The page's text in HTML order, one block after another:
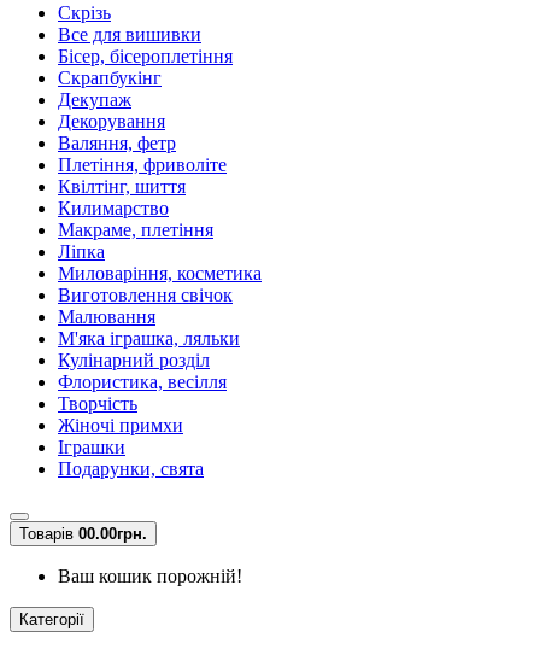
Скрізь
Все для вишивки
Бісер, бісероплетіння
Скрапбукінг
Декупаж
Декорування
Валяння, фетр
Плетіння, фриволіте
Квілтінг, шиття
Килимарство
Макраме, плетіння
Ліпка
Миловаріння, косметика
Виготовлення свічок
Малювання
М'яка іграшка, ляльки
Кулінарний розділ
Флористика, весілля
Творчість
Жіночі примхи
Іграшки
Подарунки, свята
Товарів 00.00грн.
Ваш кошик порожній!
Категорії